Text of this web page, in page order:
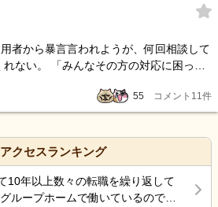
で、他の雑務しながら様子をうかがっ
に、なりました、可哀相に思うのです
の施設では、こういう場合どう対応さ
いやり方しりませんか？
者から暴言言われようが、何回相談して
ない。 「みんなその方の対応に困って
に困ってんの私なんだわ。 施設側が動い
てくんでしょ？ 私も辞めてもいいんな
55 コメント 11件
アクセスランキング
10年以上数々の転職を繰り返して
ループホームで働いているのです